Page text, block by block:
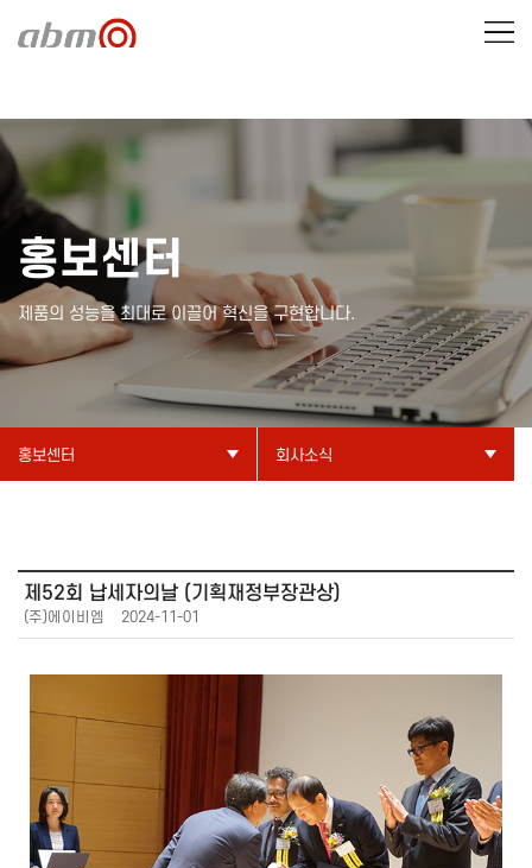
홍보센터
제품의 성능을 최대로 이끌어 혁신을 구현합니다.
홍보센터 회사소식
제52회 납세자의날 (기획재정부장관상)
(주)에이비엠 2024-11-01